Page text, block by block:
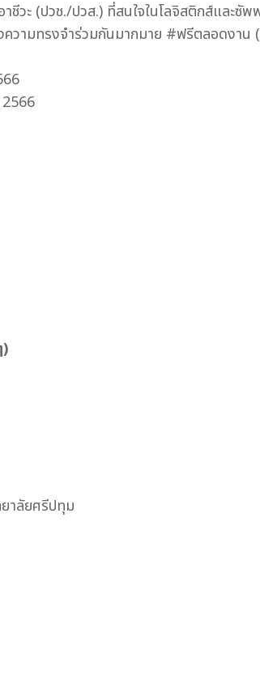
วะ (ปวช./ปวส.) ที่สนใจในโลจิสติกส์และซั
ามทรงจำร่วมกันมากมาย #ฟรีตลอดงาน
าลัยศรีปทุม